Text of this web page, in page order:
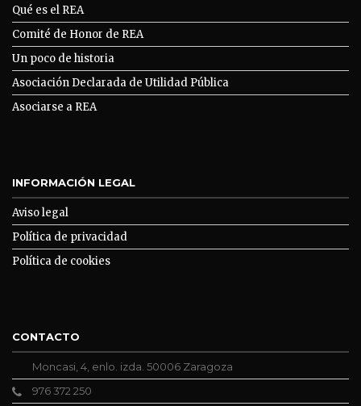
Qué es el REA
Comité de Honor de REA
Un poco de historia
Asociación Declarada de Utilidad Pública
Asociarse a REA
INFORMACIÓN LEGAL
Aviso legal
Política de privacidad
Política de cookies
CONTACTO
Moncasi, 4, enlo. izda. 50006 Zaragoza
976 372 250